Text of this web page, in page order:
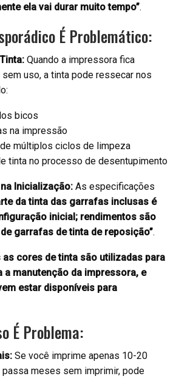
ela vai durar muito tempo”.
É Problemático:
Quando a impressora fica
uso, a tinta pode ressecar nos
bicos
na impressão
múltiplos ciclos de limpeza
tinta no processo de desentupimento
Inicialização: As especificações
da tinta das garrafas inclusas é
inicial; rendimentos são
garrafas de tinta de reposição”.
as cores de tinta são utilizadas para
a manutenção da impressora, e
estar disponíveis para
É Problema:
Se você imprime apenas 10-20
meses sem imprimir, pode